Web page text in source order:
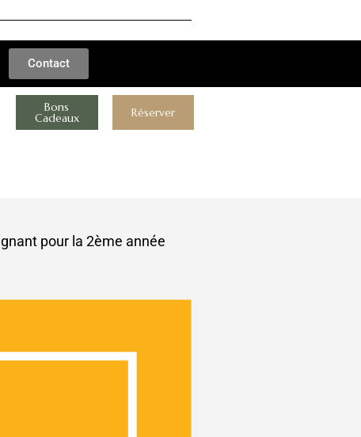
Contact
Bons
Cadeaux Réserver
pour la 2ème année